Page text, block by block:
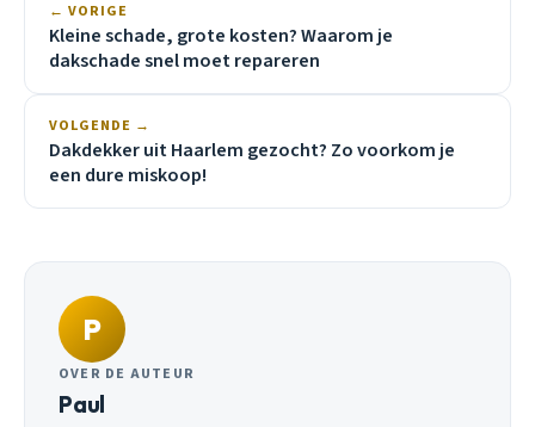
← VORIGE
Kleine schade, grote kosten? Waarom je
dakschade snel moet repareren
VOLGENDE →
Dakdekker uit Haarlem gezocht? Zo voorkom je
een dure miskoop!
P
OVER DE AUTEUR
Paul